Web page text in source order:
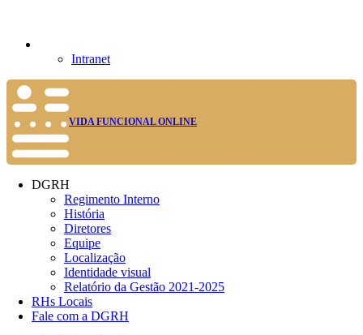
Intranet
VIDA FUNCIONAL ONLINE
DGRH
Regimento Interno
História
Diretores
Equipe
Localização
Identidade visual
Relatório da Gestão 2021-2025
RHs Locais
Fale com a DGRH